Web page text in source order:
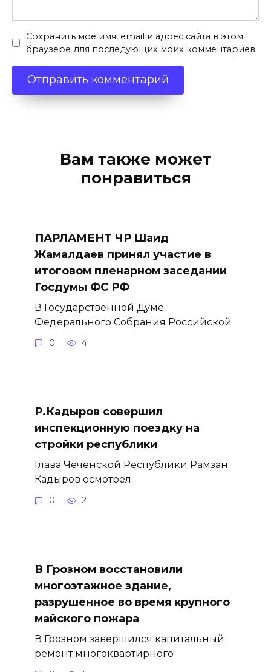
Сохранить моё имя, email и адрес сайта в этом
браузере для последующих моих комментариев.
Вам также может
понравиться
ПАРЛАМЕНТ ЧР Шаид
Жамалдаев принял участие в
итоговом пленарном заседании
Госдумы ФС РФ
В Государственной Думе
Федерального Собрания Российской
0 4
Р.Кадыров совершил
инспекционную поездку на
стройки республики
Глава Чеченской Республики Рамзан
Кадыров осмотрел
0 2
В Грозном восстановили
многоэтажное здание,
разрушенное во время крупного
майского пожара
В Грозном завершился капитальный
ремонт многоквартирного